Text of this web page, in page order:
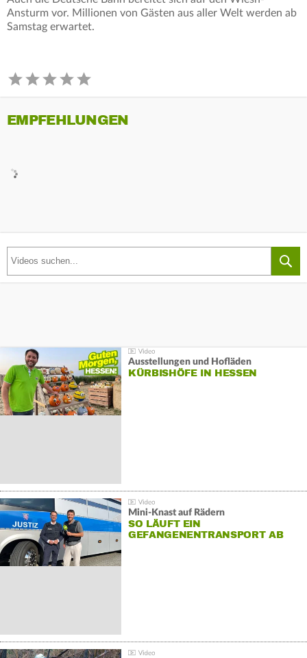
Ansturm vor. Millionen von Gästen aus aller Welt werden ab
Samstag erwartet.
EMPFEHLUNGEN
Ausstellungen und Hofläden
KÜRBISHÖFE IN HESSEN
Mini-Knast auf Rädern
SO LÄUFT EIN
GEFANGENENTRANSPORT AB